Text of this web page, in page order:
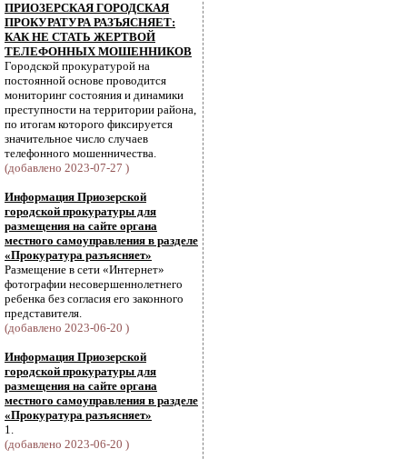
ПРИОЗЕРСКАЯ ГОРОДСКАЯ
ПРОКУРАТУРА РАЗЪЯСНЯЕТ:
КАК НЕ СТАТЬ ЖЕРТВОЙ
ТЕЛЕФОННЫХ МОШЕННИКОВ
Городской прокуратурой на
постоянной основе проводится
мониторинг состояния и динамики
преступности на территории района,
по итогам которого фиксируется
значительное число случаев
телефонного мошенничества.
(добавлено 2023-07-27 )
Информация Приозерской
городской прокуратуры для
размещения на сайте органа
местного самоуправления в разделе
«Прокуратура разъясняет»
Размещение в сети «Интернет»
фотографии несовершеннолетнего
ребенка без согласия его законного
представителя.
(добавлено 2023-06-20 )
Информация Приозерской
городской прокуратуры для
размещения на сайте органа
местного самоуправления в разделе
«Прокуратура разъясняет»
1.
(добавлено 2023-06-20 )